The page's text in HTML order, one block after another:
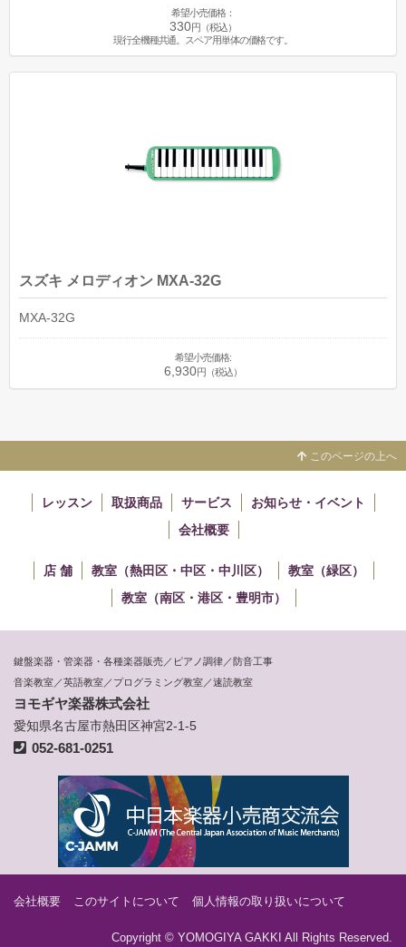
希望小売価格：
330円（税込）
現行全機種共通。スペア用単体の価格です。
スズキ メロディオン MXA-32G
MXA-32G
希望小売価格:
6,930円（税込）
このページの上へ
レッスン 取扱商品 サービス
お知らせ・イベント
会社概要
店 舗 教室（熱田区・中区・中川区）
教室（緑区）
教室（南区・港区・豊明市）
鍵盤楽器・管楽器・各種楽器販売／ピアノ調律／防音工事
音楽教室／英語教室／プログラミング教室／速読教室
ヨモギヤ楽器株式会社
愛知県名古屋市熱田区神宮2-1-5
052-681-0251
会社概要 このサイトについて 個人情報の取り扱いについて
Copyright © YOMOGIYA GAKKI All Rights Reserved.